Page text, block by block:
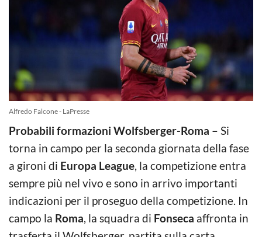
Alfredo Falcone - LaPresse
Probabili formazioni Wolfsberger-Roma – Si
torna in campo per la seconda giornata della fase
a gironi di Europa League, la competizione entra
sempre più nel vivo e sono in arrivo importanti
indicazioni per il proseguo della competizione. In
campo la Roma, la squadra di Fonseca affronta in